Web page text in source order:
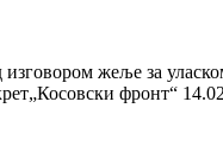
изговором жеље за
фронт“